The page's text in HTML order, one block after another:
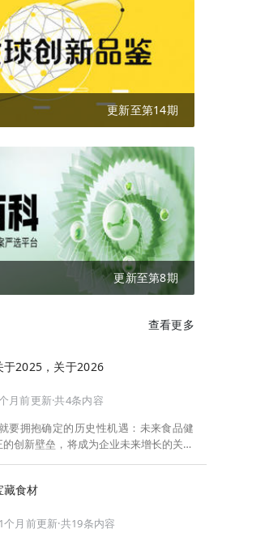
更新至第14期
更新至第8期
查看更多
于2025，关于2026
月前更新·共4条内容
创新壁垒，将成为企业未来增长的关键
，将以“创新产品”透视“未来机会”，以
增长解法，拆解年度标杆的增长逻辑与
”“低GI”“老龄营养”“清洁标签”等热门赛
判、品类创新、未来增长机会、企业战
藏食材
个月前更新·共19条内容